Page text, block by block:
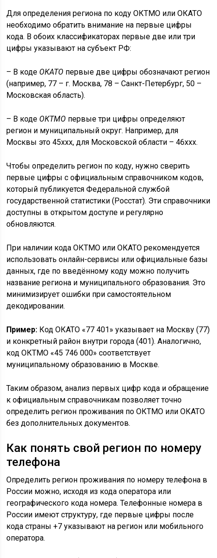
Для определения региона по коду ОКТМО или ОКАТО
необходимо обратить внимание на первые цифры
кода. В обоих классификаторах первые две или три
цифры указывают на субъект РФ:
– В коде ОКАТО первые две цифры обозначают регион
(например, 77 – г. Москва, 78 – Санкт-Петербург, 50 –
Московская область).
– В коде ОКТМО первые три цифры определяют
регион и муниципальный округ. Например, для
Москвы это 45xxx, для Московской области – 46xxx.
Чтобы определить регион по коду, нужно сверить
первые цифры с официальным справочником кодов,
который публикуется Федеральной службой
государственной статистики (Росстат). Эти справочники
доступны в открытом доступе и регулярно
обновляются.
При наличии кода ОКТМО или ОКАТО рекомендуется
использовать онлайн-сервисы или официальные базы
данных, где по введённому коду можно получить
название региона и муниципального образования. Это
минимизирует ошибки при самостоятельном
декодировании.
Пример: Код ОКАТО «77 401» указывает на Москву (77)
и конкретный район внутри города (401). Аналогично,
код ОКТМО «45 746 000» соответствует
муниципальному образованию в Москве.
Таким образом, анализ первых цифр кода и обращение
к официальным справочникам позволяет точно
определить регион проживания по ОКТМО или ОКАТО
без дополнительных документов.
Как понять свой регион по номеру
телефона
Определить регион проживания по номеру телефона в
России можно, исходя из кода оператора или
географического кода номера. Телефонные номера в
России имеют структуру, где первые цифры после
кода страны +7 указывают на регион или мобильного
оператора.